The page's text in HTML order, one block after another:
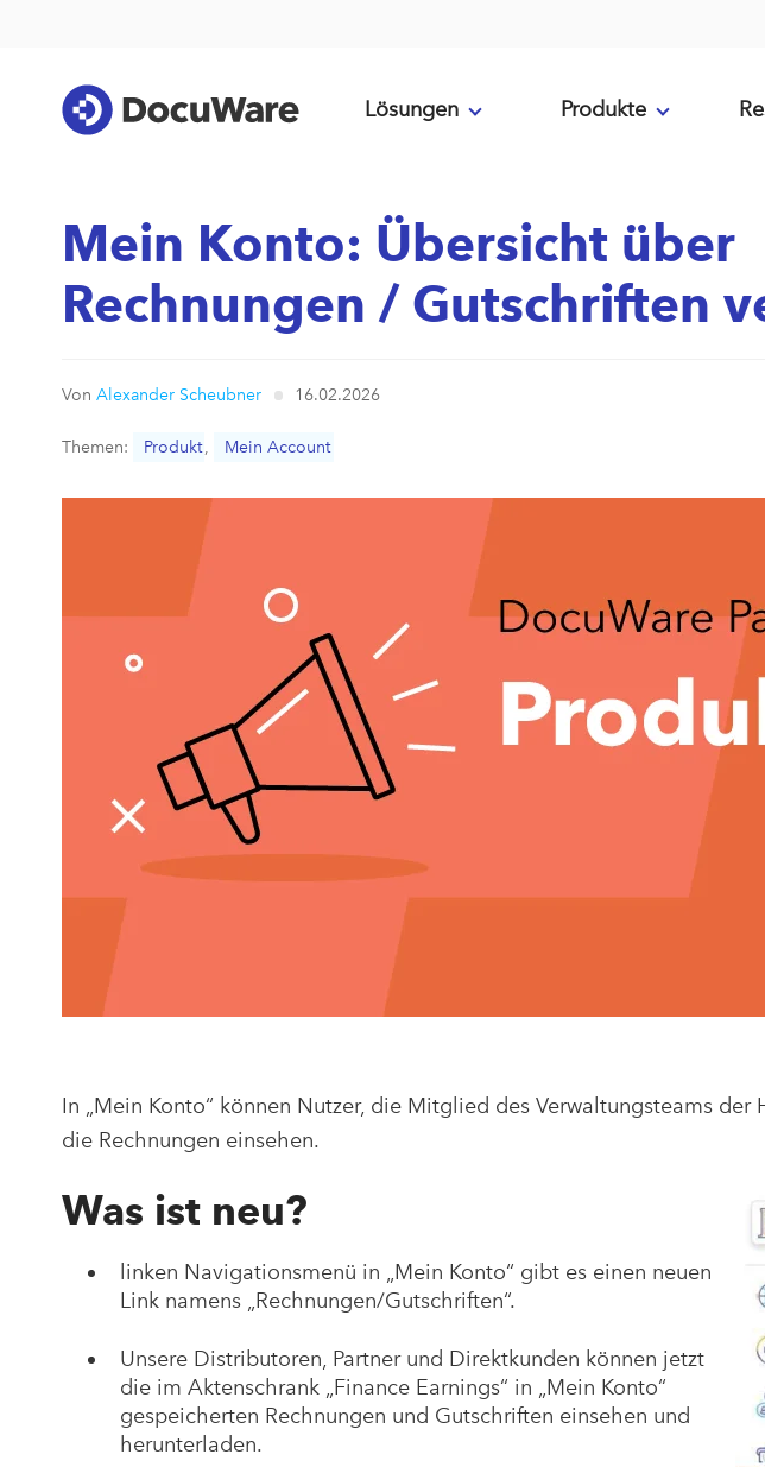
Lösungen Produkte
Mein Konto: Übersicht über
Rechnungen / Gutschriften
Von Alexander Scheubner 16.02.2026
Themen: Produkt , Mein Account
In „Mein Konto“ können Nutzer, die Mitglied des Verwaltungsteams der
die Rechnungen einsehen.
Was ist neu?
linken Navigationsmenü in „Mein Konto“ gibt es einen neuen
Link namens „Rechnungen/Gutschriften“.
Unsere Distributoren, Partner und Direktkunden können jetzt
die im Aktenschrank „Finance Earnings“ in „Mein Konto“
gespeicherten Rechnungen und Gutschriften einsehen und
herunterladen.